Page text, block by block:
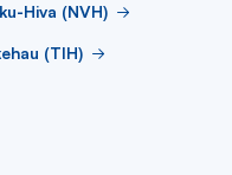
Hiva (NVH)
(TIH)